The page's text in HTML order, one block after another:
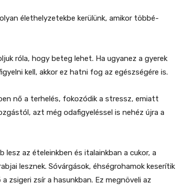
élethelyzetekbe kerülünk, amikor többé-
róla, hogy beteg lehet. Ha ugyanez a gyerek
kell, akkor ez hatni fog az egészségére is.
nő a terhelés, fokozódik a stressz, emiatt
azt még odafigyeléssel is nehéz újra a
az ételeinkben és italainkban a cukor, a
lesznek. Sóvárgások, éhségrohamok keserítik
zsigeri zsír a hasunkban. Ez megnöveli az